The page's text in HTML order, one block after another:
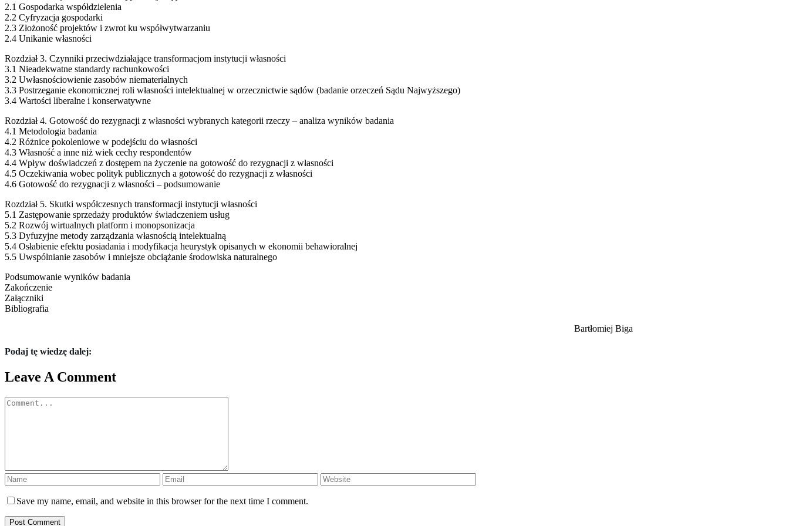
2.1 Gospodarka współdzielenia
2.2 Cyfryzacja gospodarki
2.3 Złożoność projektów i zwrot ku współwytwarzaniu
2.4 Unikanie własności
Rozdział 3. Czynniki przeciwdziałające transformacjom instytucji własności
3.1 Nieadekwatne standardy rachunkowości
3.2 Uwłasnościowienie zasobów niematerialnych
3.3 Postrzeganie ekonomicznej roli własności intelektualnej w orzecznictwie sądów (badanie orzeczeń Sądu Najwyższego)
3.4 Wartości liberalne i konserwatywne
Rozdział 4. Gotowość do rezygnacji z własności wybranych kategorii rzeczy – analiza wyników badania
4.1 Metodologia badania
4.2 Różnice pokoleniowe w podejściu do własności
4.3 Własność a inne niż wiek cechy respondentów
4.4 Wpływ doświadczeń z dostępem na życzenie na gotowość do rezygnacji z własności
4.5 Oczekiwania wobec polityk publicznych a gotowość do rezygnacji z własności
4.6 Gotowość do rezygnacji z własności – podsumowanie
Rozdział 5. Skutki współczesnych transformacji instytucji własności
5.1 Zastępowanie sprzedaży produktów świadczeniem usług
5.2 Rozwój wirtualnych platform i monopsonizacja
5.3 Dyfuzyjne metody zarządzania własnością intelektualną
5.4 Osłabienie efektu posiadania i modyfikacja heurystyk opisanych w ekonomii behawioralnej
5.5 Uwspólnianie zasobów i mniejsze obciążanie środowiska naturalnego
Podsumowanie wyników badania
Zakończenie
Załączniki
Bibliografia
Bartłomiej Biga
Podaj tę wiedzę dalej:
Leave A Comment
Comment
Save my name, email, and website in this browser for the next time I comment.